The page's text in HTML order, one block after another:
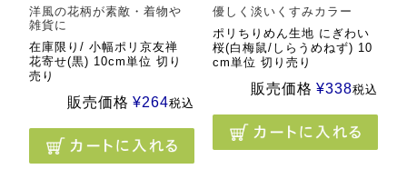
洋風の花柄が素敵・着物や
雑貨に
在庫限り/ 小幅ポリ京友禅
花寄せ(黒) 10cm単位 切り
売り
販売価格 ¥264税込
優しく淡いくすみカラー
ポリちりめん生地 にぎわい
桜(白梅鼠/しらうめねず) 10
cm単位 切り売り
販売価格 ¥338税込